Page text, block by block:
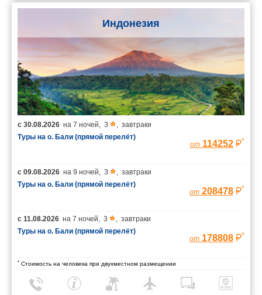
Индонезия
с 30.08.2026 на 7 ночей, 3 , завтраки
Туры на о. Бали (прямой перелёт)
от 114252 *
с 09.08.2026 на 9 ночей, 3 , завтраки
Туры на о. Бали (прямой перелёт)
от 208478 *
с 11.08.2026 на 7 ночей, 3 , завтраки
Туры на о. Бали (прямой перелёт)
от 178808 *
* Стоимость на человека при двухместном размещении